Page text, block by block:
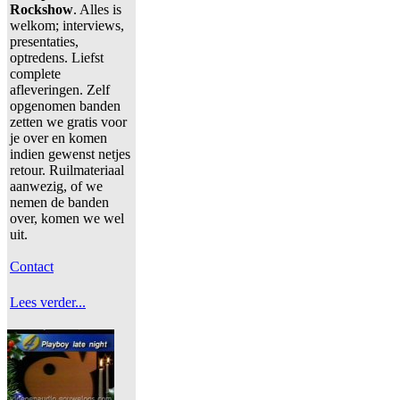
Rockshow. Alles is
welkom; interviews,
presentaties,
optredens. Liefst
complete
afleveringen. Zelf
opgenomen banden
zetten we gratis voor
je over en komen
indien gewenst netjes
retour. Ruilmateriaal
aanwezig, of we
nemen de banden
over, komen we wel
uit.
Contact
Lees verder...